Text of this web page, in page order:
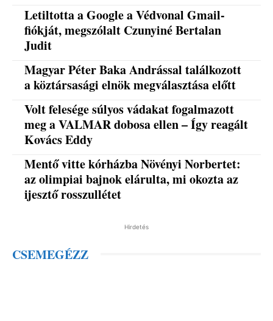
Letiltotta a Google a Védvonal Gmail-
fiókját, megszólalt Czunyiné Bertalan
Judit
Magyar Péter Baka Andrással találkozott
a köztársasági elnök megválasztása előtt
Volt felesége súlyos vádakat fogalmazott
meg a VALMAR dobosa ellen – Így reagált
Kovács Eddy
Mentő vitte kórházba Növényi Norbertet:
az olimpiai bajnok elárulta, mi okozta az
ijesztő rosszullétet
Hirdetés
CSEMEGÉZZ